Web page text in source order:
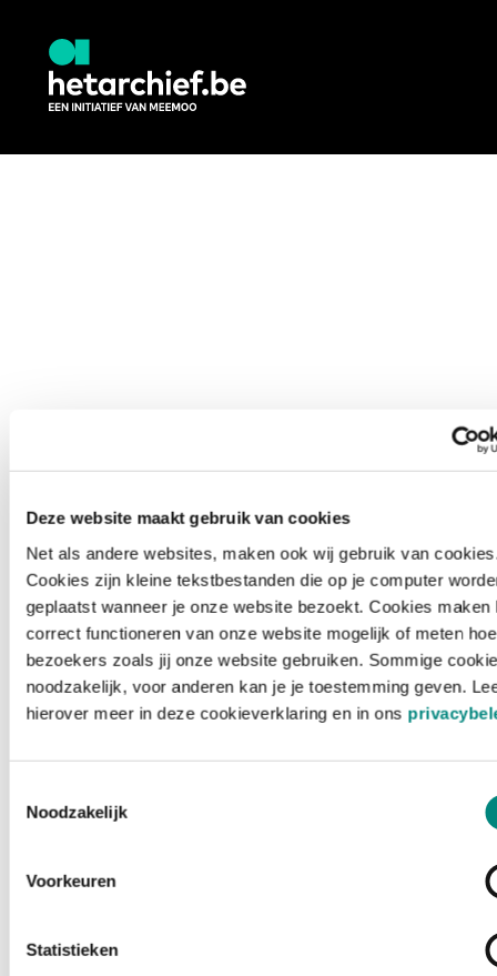
Deze website maakt gebruik van cookies
Net als andere websites, maken ook wij gebruik van
Cookies zijn kleine tekstbestanden die op je computer
geplaatst wanneer je onze website bezoekt. Cookies maken
correct functioneren van onze website mogelijk of meten hoe
bezoekers zoals jij onze website gebruiken. Sommige
noodzakelijk, voor anderen kan je je toestemming geven.
hierover meer in deze cookieverklaring en in ons
Noodzakelijk
Voorkeuren
Statistieken